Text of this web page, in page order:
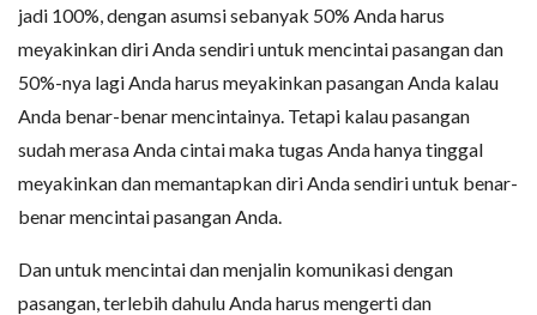
jadi 100%, dengan asumsi sebanyak 50% Anda harus
meyakinkan diri Anda sendiri untuk mencintai pasangan dan
50%-nya lagi Anda harus meyakinkan pasangan Anda kalau
Anda benar-benar mencintainya. Tetapi kalau pasangan
sudah merasa Anda cintai maka tugas Anda hanya tinggal
meyakinkan dan memantapkan diri Anda sendiri untuk benar-
benar mencintai pasangan Anda.
Dan untuk mencintai dan menjalin komunikasi dengan
pasangan, terlebih dahulu Anda harus mengerti dan